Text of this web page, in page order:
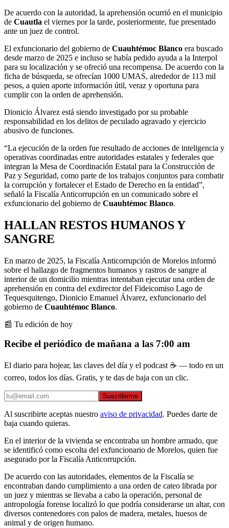
De acuerdo con la autoridad, la aprehensión ocurrió en el municipio
de Cuautla el viernes por la tarde, posteriormente, fue presentado
ante un juez de control.
El exfuncionario del gobierno de Cuauhtémoc Blanco era buscado
desde marzo de 2025 e incluso se había pedido ayuda a la Interpol
para su localización y se ofreció una recompensa. De acuerdo con la
ficha de búsqueda, se ofrecían 1000 UMAS, alrededor de 113 mil
pesos, a quien aporte información útil, veraz y oportuna para
cumplir con la orden de aprehensión.
Dionicio Álvarez está siendo investigado por su probable
responsabilidad en los delitos de peculado agravado y ejercicio
abusivo de funciones.
“La ejecución de la orden fue resultado de acciones de inteligencia y
operativas coordinadas entre autoridades estatales y federales que
integran la Mesa de Coordinación Estatal para la Construcción de
Paz y Seguridad, como parte de los trabajos conjuntos para combatir
la corrupción y fortalecer el Estado de Derecho en la entidad”,
señaló la Fiscalía Anticorrupción en un comunicado sobre el
exfuncionario del gobierno de Cuauhtémoc Blanco.
HALLAN RESTOS HUMANOS Y
SANGRE
En marzo de 2025, la Fiscalía Anticorrupción de Morelos informó
sobre el hallazgo de fragmentos humanos y rastros de sangre al
interior de un domicilio mientras intentaban ejecutar una orden de
aprehensión en contra del exdirector del Fideicomiso Lago de
Tequesquitengo, Dionicio Emanuel Álvarez, exfuncionario del
gobierno de Cuauhtémoc Blanco.
📰 Tu edición de hoy
Recibe el periódico de mañana a las 7:00 am
El diario para hojear, las claves del día y el podcast ☕ — todo en un
correo, todos los días. Gratis, y te das de baja con un clic.
Suscribirme
Al suscribirte aceptas nuestro aviso de privacidad. Puedes darte de
baja cuando quieras.
En el interior de la vivienda se encontraba un hombre armado, que
se identificó como escolta del exfuncionario de Morelos, quien fue
asegurado por la Fiscalía Anticorrupción.
De acuerdo con las autoridades, elementos de la Fiscalía se
encontraban dando cumplimiento a una orden de cateo librada por
un juez y mientras se llevaba a cabo la operación, personal de
antropología forense localizó lo que podría considerarse un altar, con
diversos contenedores con palos de madera, metales, huesos de
animal y de origen humano.